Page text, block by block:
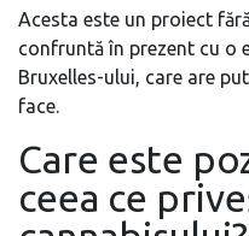
Acesta este un proiect
confruntă în prezent cu o
Bruxelles-ului, care are
face.
Care este
ceea ce